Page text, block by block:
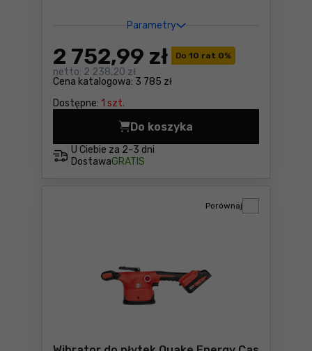
Parametry
Do 10 rat 0%
Cena katalogowa: 3 785 zł
2 752,99 zł
netto: 2 238,20 zł
Dostępne: 1 szt.
U Ciebie za 2-3 dni
DostawaGRATIS
Do koszyka
Buława wibracyjna Makita
Porównaj